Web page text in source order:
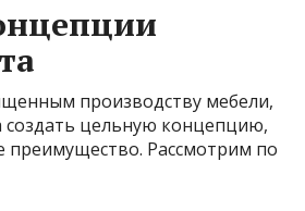
производству мебели,
создать цельную концепцию,
преимущество. Рассмотрим по